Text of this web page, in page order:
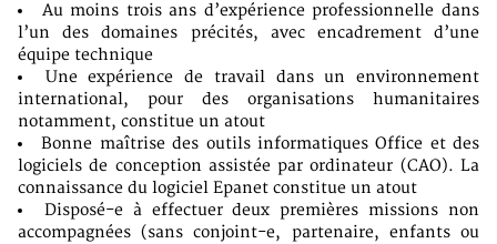
Au moins trois ans d’expérience professionnelle dans
l’un des domaines précités, avec encadrement d’une
équipe technique
Une expérience de travail dans un environnement
international, pour des organisations humanitaires
notamment, constitue un atout
Bonne maîtrise des outils informatiques Office et des
logiciels de conception assistée par ordinateur (CAO). La
connaissance du logiciel Epanet constitue un atout
Disposé-e à effectuer deux premières missions non
accompagnées (sans conjoint-e, partenaire, enfants ou